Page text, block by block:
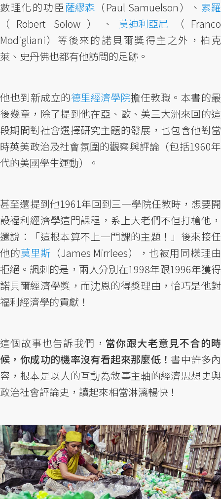
數理化的功臣薩繆森（Paul Samuelson）、 索羅
（Robert Solow）、 莫迪利亞尼 （Franco
Modigliani）等後來的諾貝爾獎得主之外，柏克
萊、史丹佛也都有他訪問的足跡。
他也到新成立的德里經濟學院擔任教職。本書的最
後幾章，除了提到他在亞、歐、美三大洲來回的這
段期間對社會選擇研究主題的發展，也包含他對當
時英美政治及社會氛圍的觀察與評論（包括1960年
代的美國學生運動）。
甚至還提到他1961年回到三一學院任教時，想要開
設福利經濟學這門課程，系上大老們不但打槍他，
還說：「這根本算不上一門課的主題！」後來接任
他的莫里斯 （James Mirrlees），也被用同樣理由
拒絕。諷刺的是，兩人分別在1998年跟1996年獲得
諾貝爾經濟學獎，而沈恩的得獎理由，恰巧是他對
福利經濟學的貢獻！
這個故事也告訴我們， 當你跟大老意見不合的時
候，你成功的機率沒有看起來那麼低！書中許多內
容，根本是以人的互動為敘事主軸的經濟思想史與
政治社會評論史，讀起來相當淋漓暢快！